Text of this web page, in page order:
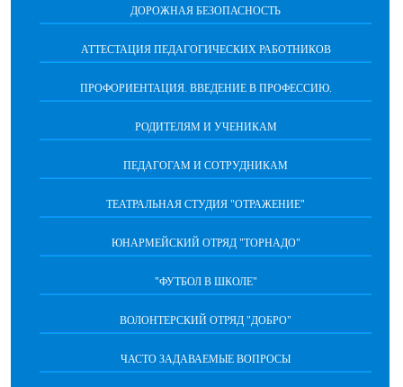
ДОРОЖНАЯ БЕЗОПАСНОСТЬ
АТТЕСТАЦИЯ ПЕДАГОГИЧЕСКИХ РАБОТНИКОВ
ПРОФОРИЕНТАЦИЯ. ВВЕДЕНИЕ В ПРОФЕССИЮ.
РОДИТЕЛЯМ И УЧЕНИКАМ
ПЕДАГОГАМ И СОТРУДНИКАМ
ТЕАТРАЛЬНАЯ СТУДИЯ "ОТРАЖЕНИЕ"
ЮНАРМЕЙСКИЙ ОТРЯД "ТОРНАДО"
"ФУТБОЛ В ШКОЛЕ"
ВОЛОНТЕРСКИЙ ОТРЯД "ДОБРО"
ЧАСТО ЗАДАВАЕМЫЕ ВОПРОСЫ